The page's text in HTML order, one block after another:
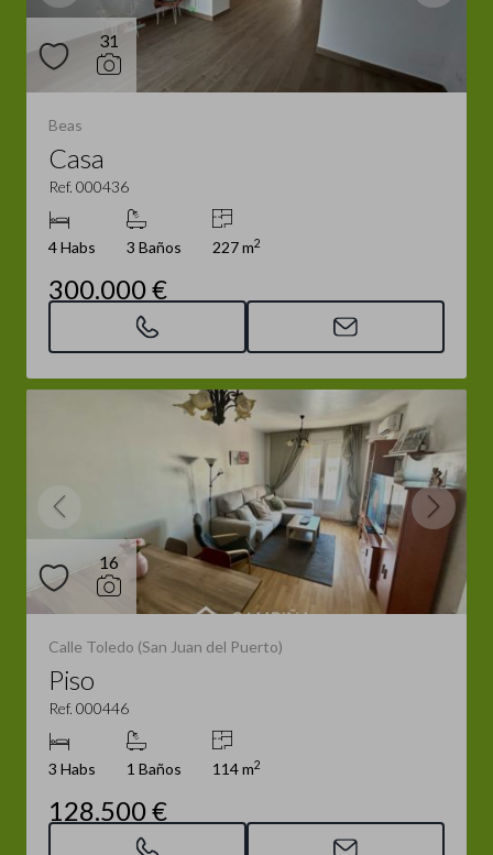
31
Beas
Casa
Ref. 000436
4 Habs 3 Baños 227 m2
300.000 €
16
Calle Toledo (San Juan del Puerto)
Piso
Ref. 000446
3 Habs 1 Baños 114 m2
128.500 €